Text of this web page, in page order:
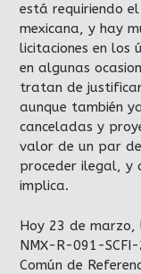
está requiriendo
mexicana, y hay
licitaciones en los
en algunas
tratan de
aunque también
canceladas y
valor de un par
proceder ilegal, y
implica.
Hoy 23 de marzo,
NMX-R-091-
Común de